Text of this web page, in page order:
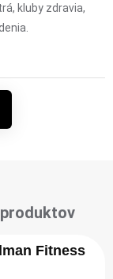
kluby zdravia,
Fitness